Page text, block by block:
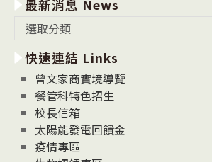
最新消息 News
消
息
News
選取分類
快速連結 Links
曾文家商實境導覽
餐管科特色招生
校長信箱
太陽能發電回饋金
疫情專區